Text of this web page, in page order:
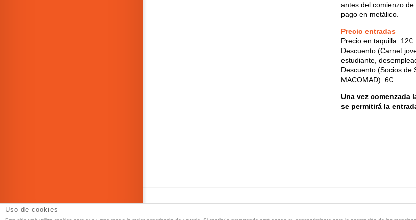
antes del comienzo
pago en metálico.
Precio entradas
Precio en taquilla: 12€
Descuento (Carnet
estudiante,
Descuento (Socios de
MACOMAD): 6€
Una vez comenzada
se permitirá la
Uso de cookies